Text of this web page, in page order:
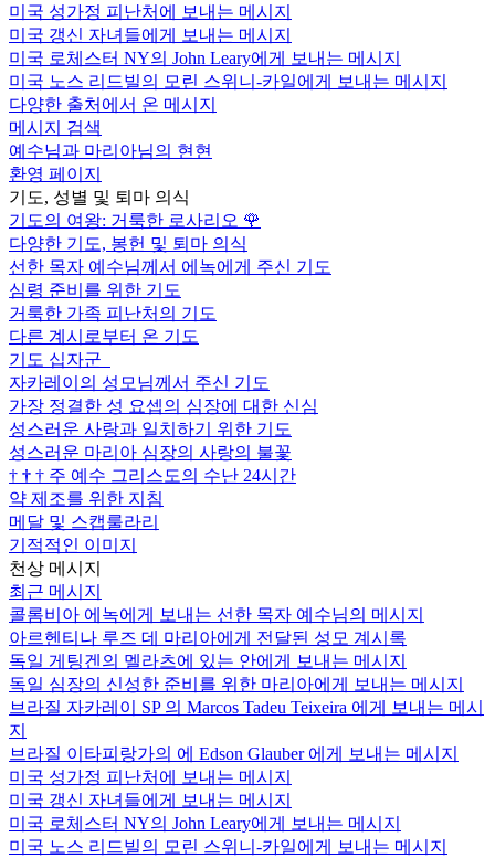
미국 성가정 피난처에 보내는 메시지
미국 갱신 자녀들에게 보내는 메시지
미국 로체스터 NY의 John Leary에게 보내는 메시지
미국 노스 리드빌의 모린 스위니-카일에게 보내는 메시지
다양한 출처에서 온 메시지
메시지 검색
예수님과 마리아님의 현현
환영 페이지
기도, 성별 및 퇴마 의식
기도의 여왕: 거룩한 로사리오 🌹
다양한 기도, 봉헌 및 퇴마 의식
선한 목자 예수님께서 에녹에게 주신 기도
심령 준비를 위한 기도
거룩한 가족 피난처의 기도
다른 계시로부터 온 기도
기도 십자군
자카레이의 성모님께서 주신 기도
가장 정결한 성 요셉의 심장에 대한 신심
성스러운 사랑과 일치하기 위한 기도
성스러운 마리아 심장의 사랑의 불꽃
† † † 주 예수 그리스도의 수난 24시간
약 제조를 위한 지침
메달 및 스캡룰라리
기적적인 이미지
천상 메시지
최근 메시지
콜롬비아 에녹에게 보내는 선한 목자 예수님의 메시지
아르헨티나 루즈 데 마리아에게 전달된 성모 계시록
독일 게팅겐의 멜라츠에 있는 안에게 보내는 메시지
독일 심장의 신성한 준비를 위한 마리아에게 보내는 메시지
브라질 자카레이 SP 의 Marcos Tadeu Teixeira 에게 보내는 메시
지
브라질 이타피랑가의 에 Edson Glauber 에게 보내는 메시지
미국 성가정 피난처에 보내는 메시지
미국 갱신 자녀들에게 보내는 메시지
미국 로체스터 NY의 John Leary에게 보내는 메시지
미국 노스 리드빌의 모린 스위니-카일에게 보내는 메시지